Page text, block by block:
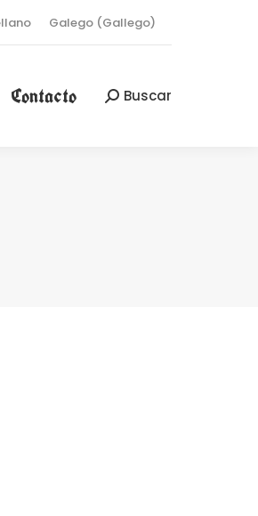
Galego (Gallego)
Contacto Buscar:
Buscar
Contacto Buscar